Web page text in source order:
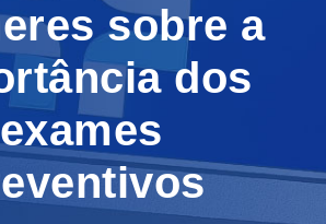
sobre a
dos
exames